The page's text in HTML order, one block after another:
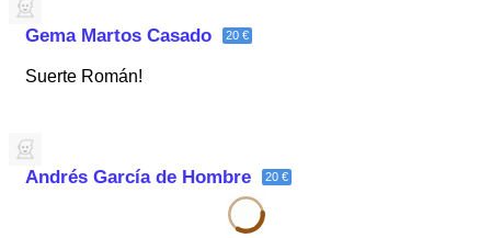
Gema Martos Casado 20 €
Suerte Román!
Andrés García de Hombre 20 €